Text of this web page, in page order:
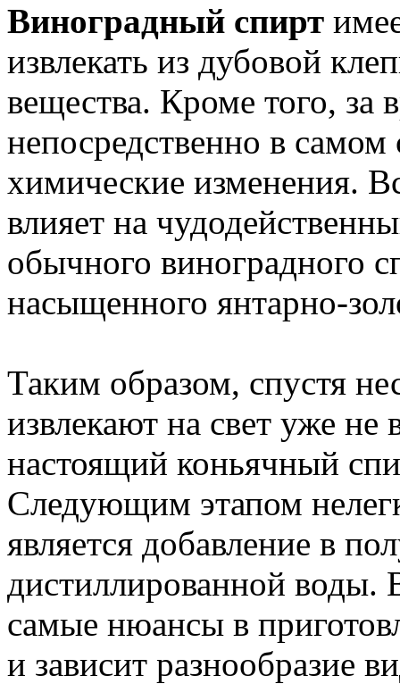
Виноградный спирт
извлекать из дубовой
вещества. Кроме того, за
непосредственно в
химические изменения.
влияет на
обычного виноградного
насыщенного янтарно-
Таким образом, спустя
извлекают на свет уже
настоящий коньячный
Следующим этапом
является добавление в
дистиллированной воды.
самые нюансы в
и зависит разнообразие